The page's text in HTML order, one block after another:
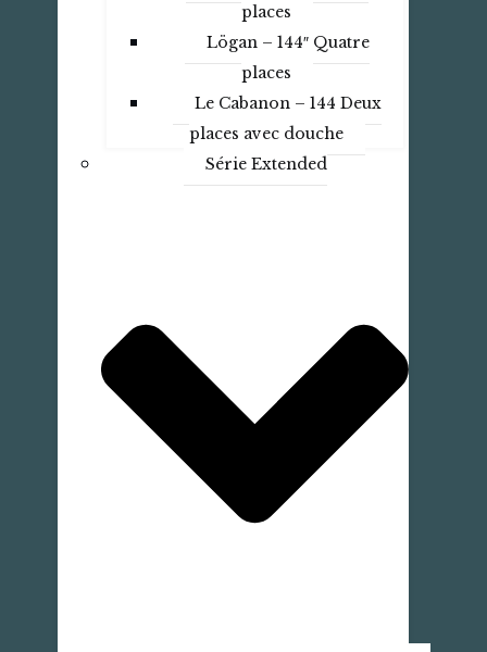
places
Lögan – 144″ Quatre
places
Le Cabanon – 144 Deux
places avec douche
Série Extended